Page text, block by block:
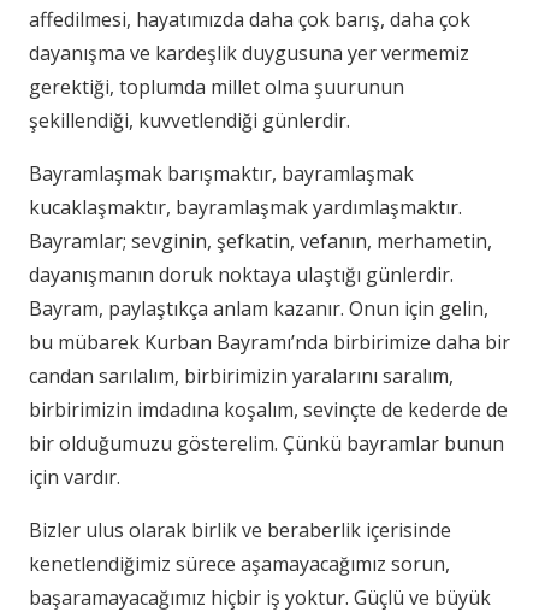
affedilmesi, hayatımızda daha çok barış, daha çok
dayanışma ve kardeşlik duygusuna yer vermemiz
gerektiği, toplumda millet olma şuurunun
şekillendiği, kuvvetlendiği günlerdir.
Bayramlaşmak barışmaktır, bayramlaşmak
kucaklaşmaktır, bayramlaşmak yardımlaşmaktır.
Bayramlar; sevginin, şefkatin, vefanın, merhametin,
dayanışmanın doruk noktaya ulaştığı günlerdir.
Bayram, paylaştıkça anlam kazanır. Onun için gelin,
bu mübarek Kurban Bayramı’nda birbirimize daha bir
candan sarılalım, birbirimizin yaralarını saralım,
birbirimizin imdadına koşalım, sevinçte de kederde de
bir olduğumuzu gösterelim. Çünkü bayramlar bunun
için vardır.
Bizler ulus olarak birlik ve beraberlik içerisinde
kenetlendiğimiz sürece aşamayacağımız sorun,
başaramayacağımız hiçbir iş yoktur. Güçlü ve büyük